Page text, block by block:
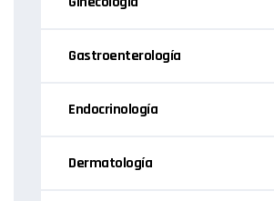
Gastroenterología
Endocrinología
Dermatología